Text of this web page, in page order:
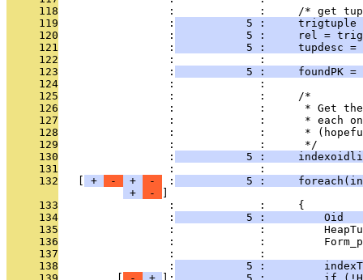
     118
:             :     /* get
     119
                 :
5 :     trigtuple
     120
                 :
5 :     rel =
     121
                 :
5 :     tupdesc =
     122
                 :             :
     123
                 :
5 :     foundPK =
     124
                 :             :
     125
                 :             :     /*
     126
:             :      * Get
     127
:             :      * each
     128
:             :      *
     129
                 :             :      */
     130
                 :
5 :
     131
                 :             :
     132
+ - + - :
5 :
+
-
     133
                 :             :     {
     134
                 :
5 :         Oid
     135
:             :
     136
:             :
     137
                 :             :
     138
                 :
5 :